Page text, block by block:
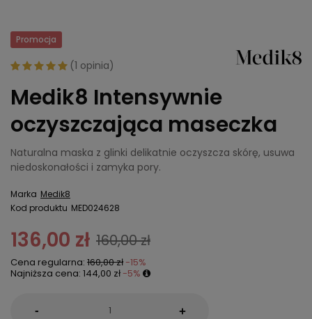
Promocja
(1 opinia)
Medik8 Intensywnie
oczyszczająca maseczka
Naturalna maska z glinki delikatnie oczyszcza skórę, usuwa
niedoskonałości i zamyka pory.
Marka Medik8
Kod produktu MED024628
136,00 zł 160,00 zł
Cena regularna: 160,00 zł -15%
Najniższa cena: 144,00 zł -5%
- +